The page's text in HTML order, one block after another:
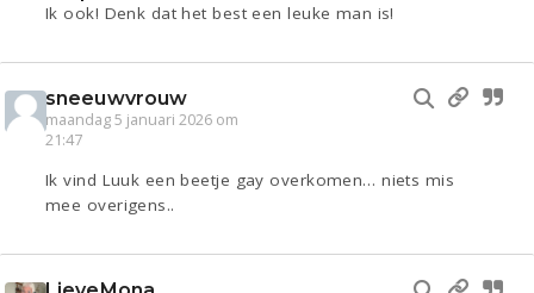
Ik ook! Denk dat het best een leuke man is!
sneeuwvrouw
maandag 5 januari 2026 om
21:47
Ik vind Luuk een beetje gay overkomen… niets mis
mee overigens..